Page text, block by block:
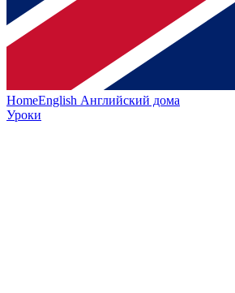
HomeEnglish Английский дома
Уроки